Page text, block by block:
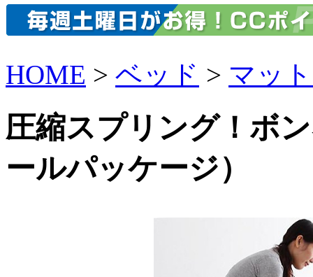
HOME > ベッド > マッ
圧縮スプリング！ボ
ールパッケージ）